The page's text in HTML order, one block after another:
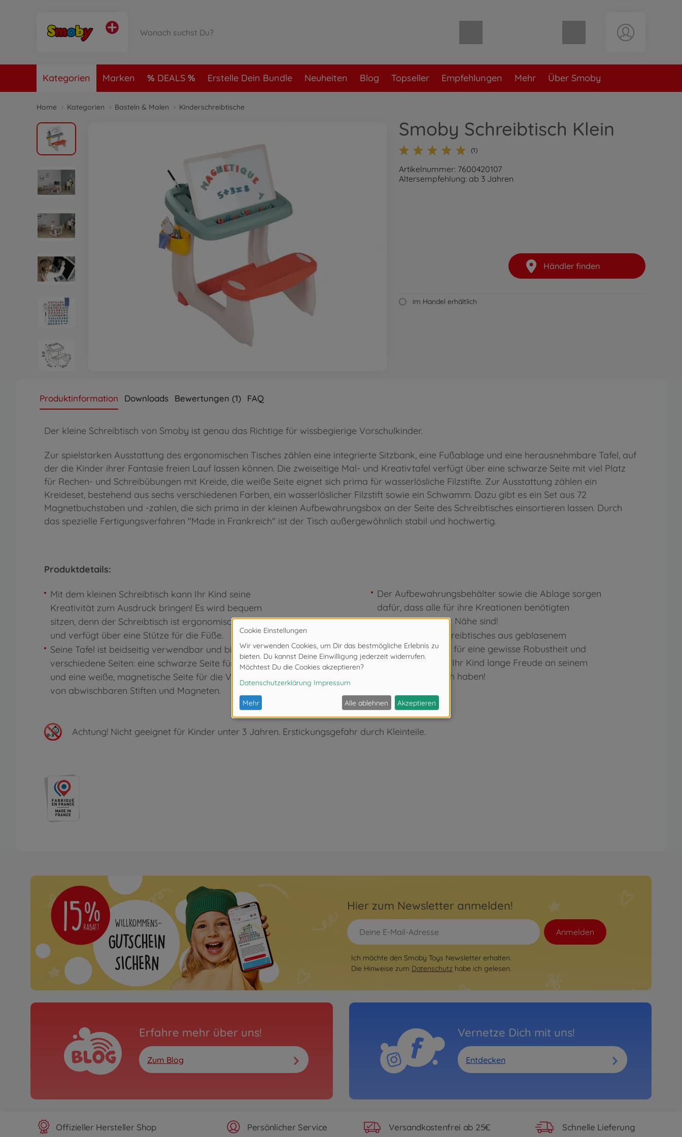
Warenkorb leer
Kategorien Marken DEALS Erstelle Dein Bundle Neuheiten Blog Topseller Empfehlungen Mehr Über Smoby
Home Kategorien Basteln & Malen Kinderschreibtische
Smoby Schreibtisch Klein
(1)
Artikelnummer: 7600420107
Altersempfehlung: ab 3 Jahren
Händler finden
im Handel erhältlich
Produktinformation Downloads Bewertungen (1) FAQ
Der kleine Schreibtisch von Smoby ist genau das Richtige für wissbegierige Vorschulkinder.
Zur spielstarken Ausstattung des ergonomischen Tisches zählen eine integrierte Sitzbank, eine Fußablage und eine herausnehmbare Tafel, auf
der die Kinder ihrer Fantasie freien Lauf lassen können. Die zweiseitige Mal- und Kreativtafel verfügt über eine schwarze Seite mit viel Platz
für Rechen- und Schreibübungen mit Kreide, die weiße Seite eignet sich prima für wasserlösliche Filzstifte. Zur Ausstattung zählen ein
Kreideset, bestehend aus sechs verschiedenen Farben, ein wasserlöslicher Filzstift sowie ein Schwamm. Dazu gibt es ein Set aus 72
Magnetbuchstaben und -zahlen, die sich prima in der kleinen Aufbewahrungsbox an der Seite des Schreibtisches einsortieren lassen. Durch
das spezielle Fertigungsverfahren "Made in Frankreich" ist der Tisch außergewöhnlich stabil und hochwertig.
Produktdetails:
Mit dem kleinen Schreibtisch kann Ihr Kind seine
Kreativität zum Ausdruck bringen! Es wird bequem
sitzen, denn der Schreibtisch ist ergonomisch geformt
und verfügt über eine Stütze für die Füße.
Seine Tafel ist beidseitig verwendbar und bietet 2
verschiedene Seiten: eine schwarze Seite für Kreiden
und eine weiße, magnetische Seite für die Verwendung
von abwischbaren Stiften und Magneten.
Der Aufbewahrungsbehälter sowie die Ablage sorgen
dafür, dass alle für ihre Kreationen benötigten
Accessoires in der Nähe sind!
Die Beine des Schreibtisches aus geblasenem
Kunststoff sorgen für eine gewisse Robustheit und
Stabilität. So wird Ihr Kind lange Freude an seinem
neuen Schreibtisch haben!
Achtung! Nicht geeignet für Kinder unter 3 Jahren. Erstickungsgefahr durch Kleinteile.
Hier zum Newsletter anmelden!
Anmelden
Ich möchte den Smoby Toys Newsletter erhalten.
Die Hinweise zum Datenschutz habe ich gelesen.
Erfahre mehr über uns!
Zum Blog
Vernetze Dich mit uns!
Entdecken
Offizieller Hersteller Shop Persönlicher Service Versandkostenfrei ab 25€ Schnelle Lieferung